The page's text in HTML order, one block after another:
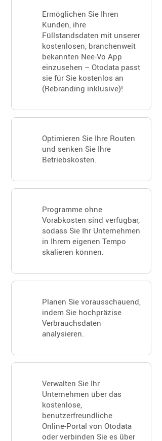
Ermöglichen Sie Ihren
Kunden, ihre
Füllstandsdaten mit unserer
kostenlosen, branchenweit
bekannten Nee‑Vo App
einzusehen – Otodata passt
sie für Sie kostenlos an
(Rebranding inklusive)!
Optimieren Sie Ihre Routen
und senken Sie Ihre
Betriebskosten.
Programme ohne
Vorabkosten sind verfügbar,
sodass Sie Ihr Unternehmen
in Ihrem eigenen Tempo
skalieren können.
Planen Sie vorausschauend,
indem Sie hochpräzise
Verbrauchsdaten
analysieren.
Verwalten Sie Ihr
Unternehmen über das
kostenlose,
benutzerfreundliche
Online‑Portal von Otodata
oder verbinden Sie es über